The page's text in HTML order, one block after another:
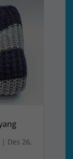
| Des 26,